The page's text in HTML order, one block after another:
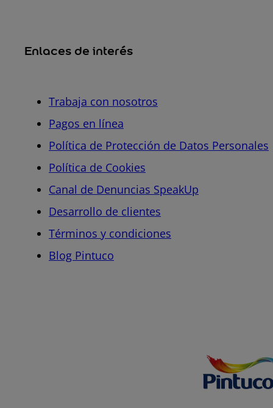
Enlaces de interés
Trabaja con nosotros
Pagos en línea
Política de Protección de Datos Personales
Política de Cookies
Canal de Denuncias SpeakUp
Desarrollo de clientes
Términos y condiciones
Blog Pintuco